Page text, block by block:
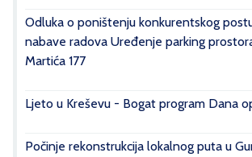
Odluka o poništenju konkurentskog
nabave radova Uređenje parking
Martića 177
Ljeto u Kreševu - Bogat program Dana
Počinje rekonstrukcija lokalnog puta u